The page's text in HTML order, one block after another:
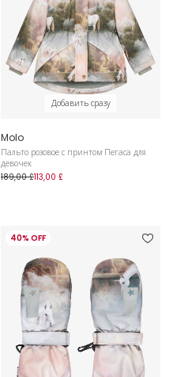
Добавить сразу
Molo
Пальто розовое с принтом Пегаса для
девочек
189,00 £113,00 £
40% OFF